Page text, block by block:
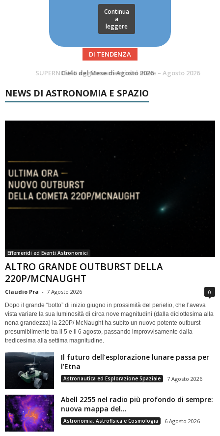
Continua
a
leggere
DI TENDENZA
SUPERNOVAE aggiornamenti del mese – Agosto 2026
Le Comete del mese di Agosto: LA 10P/TEMPEL AL PERIELIO
NEWS DI ASTRONOMIA E SPAZIO
Effemeridi ed Eventi Astronomici
ALTRO GRANDE OUTBURST DELLA
220P/MCNAUGHT
Claudio Pra - 7 Agosto 2026 0
Dopo il grande “botto” di inizio giugno in prossimità del perielio, che l’aveva
vista variare la sua luminosità di circa nove magnitudini (dalla diciottesima alla
nona grandezza) la 220P/ McNaught ha subìto un nuovo potente outburst
presumibilmente tra il 5 e il 6 agosto, passando improvvisamente dalla
tredicesima alla settima magnitudine.
Il futuro dell’esplorazione lunare passa per
l’Etna
Astronautica ed Esplorazione Spaziale 7 Agosto 2026
Abell 2255 nel radio più profondo di sempre:
nuova mappa del...
Astronomia, Astrofisica e Cosmologia 6 Agosto 2026